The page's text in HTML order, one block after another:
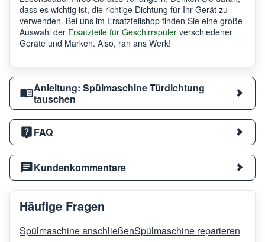
dass es wichtig ist, die richtige Dichtung für Ihr Gerät zu
verwenden. Bei uns im Ersatzteilshop finden Sie eine große
Auswahl der Ersatzteile für Geschirrspüler verschiedener
Geräte und Marken. Also, ran ans Werk!
Anleitung: Spülmaschine Türdichtung
tauschen
FAQ
Kundenkommentare
Häufige Fragen
Spülmaschine anschließenSpülmaschine reparieren